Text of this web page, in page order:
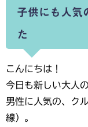
子供にも人気
た
こんにちは！
今日も新しい大人
男性に人気の、ク
線）。